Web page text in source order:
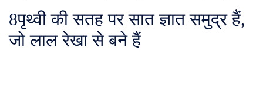
8पृथ्वी की सतह पर सात ज्ञात समुद्र हैं,
जो लाल रेखा से बने हैं